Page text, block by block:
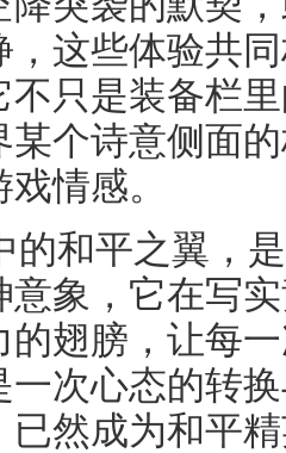
这些体验共
不只是装备栏
某个诗意侧面
情感。
的和平之翼，
意象，它在写
的翅膀，让每
一次心态的转
已然成为和平